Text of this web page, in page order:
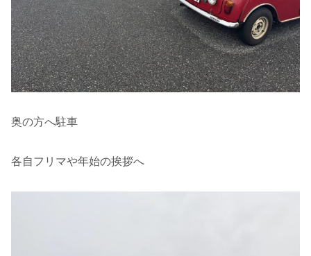
奥の方へ駐車
各自フリマや年始の挨拶へ